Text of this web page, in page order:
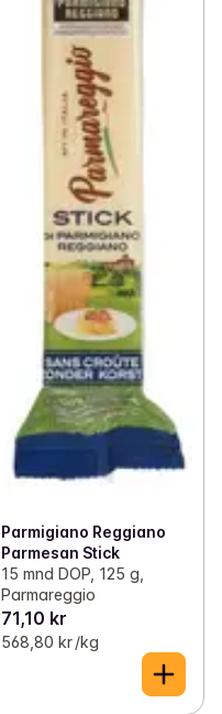
Parmigiano Reggiano
Parmesan Stick
15 mnd DOP, 125 g,
Parmareggio
71,10 kr
568,80 kr /kg